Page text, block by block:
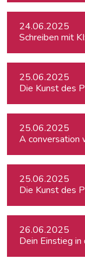
24.06.2025
Schreiben mit
25.06.2025
Die Kunst des
25.06.2025
A conversation
25.06.2025
Die Kunst des
26.06.2025
Dein Einstieg in